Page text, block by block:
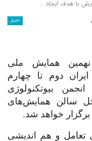
با هدف ایجاد …
اخبار
نهمین همایش ملی
دوم تا چهارم
1394 توسط انجمن بیوتکنولوژی
سالن همایشهای
خواهد شد.
تعامل و هم اندیشی